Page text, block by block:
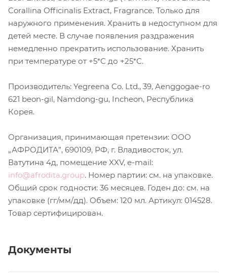
Corallina Officinalis Extract, Fragrance. Только для
наружного применения. Хранить в недоступном для
детей месте. В случае появления раздражения
немедленно прекратить использование. Хранить
при температуре от +5*С до +25*С.
Производитель: Yegreena Co. Ltd., 39, Aenggogae-ro
621 beon-gil, Namdong-gu, Incheon, Республика
Корея.
Организация, принимающая претензии: ООО
„АФРОДИТА”, 690109, РФ, г. Владивосток, ул.
Ватутина 4д, помещение XXV, e-mail:
info@afrodita.group. Номер партии: см. на упаковке.
Общий срок годности: 36 месяцев. Годен до: см. на
упаковке (гг/мм/дд). Объем: 120 мл. Артикул: 014528.
Товар сертифицирован.
Документы